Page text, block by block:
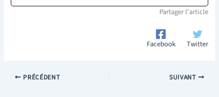
Partager l'article
Facebook Twitter
PRÉCÉDENT SUIVANT